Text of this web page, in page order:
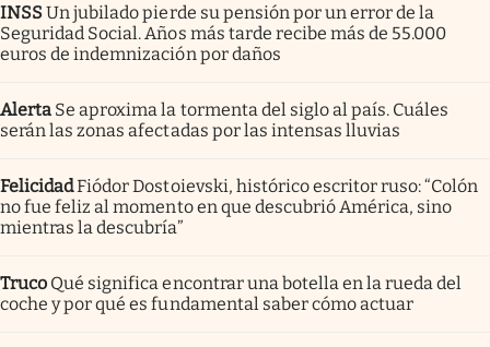
INSSUn jubilado pierde su pensión por un error de la
Seguridad Social. Años más tarde recibe más de 55.000
euros de indemnización por daños
Alerta Se aproxima la tormenta del siglo al país. Cuáles
serán las zonas afectadas por las intensas lluvias
FelicidadFiódor Dostoievski, histórico escritor ruso: “Colón
no fue feliz al momento en que descubrió América, sino
mientras la descubría”
Truco Qué significa encontrar una botella en la rueda del
coche y por qué es fundamental saber cómo actuar